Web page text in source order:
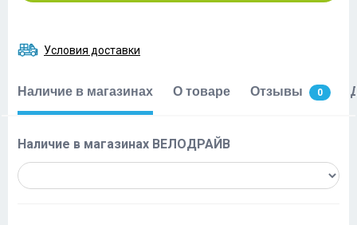
Условия доставки
Наличие в магазинах О товаре Отзывы 0
Наличие в магазинах ВЕЛОДРАЙВ